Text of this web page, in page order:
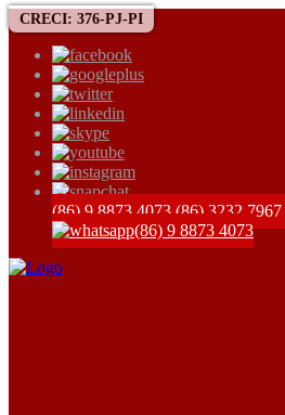
CRECI: 376-PJ-PI
(86) 9 8873 4073 (86) 3232 7967
(86) 9 8873 4073